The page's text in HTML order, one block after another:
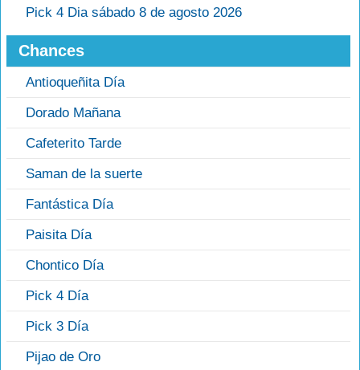
Pick 4 Dia sábado 8 de agosto 2026
Chances
Antioqueñita Día
Dorado Mañana
Cafeterito Tarde
Saman de la suerte
Fantástica Día
Paisita Día
Chontico Día
Pick 4 Día
Pick 3 Día
Pijao de Oro